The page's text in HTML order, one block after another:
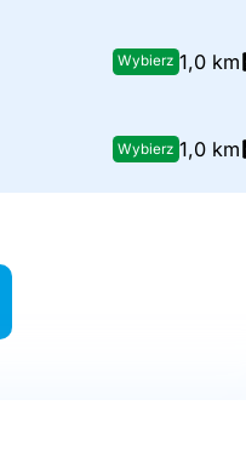
Wybierz 1,0 km
Wybierz 1,0 km